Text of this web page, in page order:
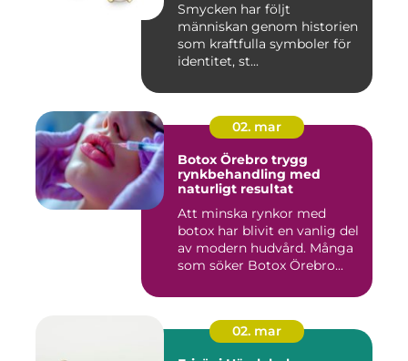
Smycken har följt
människan genom historien
som kraftfulla symboler för
identitet, st...
02. mar
Botox Örebro trygg
rynkbehandling med
naturligt resultat
Att minska rynkor med
botox har blivit en vanlig del
av modern hudvård. Många
som söker Botox Örebro...
02. mar